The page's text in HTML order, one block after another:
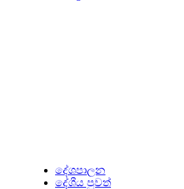
දේශපාලන
දේශීය පුවත්